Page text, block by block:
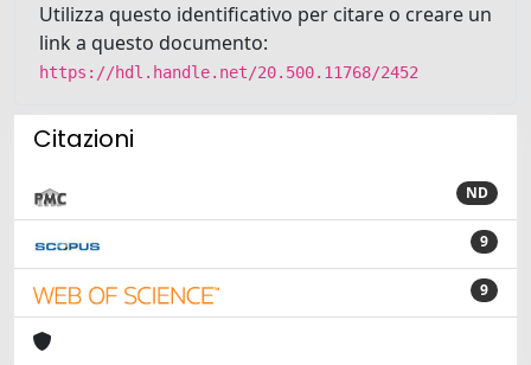
Utilizza questo identificativo per citare o creare un
link a questo documento:
https://hdl.handle.net/20.500.11768/2452
Citazioni
ND
9
9